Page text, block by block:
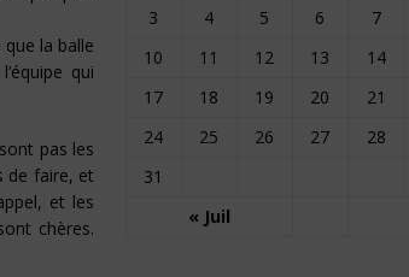
la balle
qui
pas les
de faire, et
et les
chères.
3
4 5 6 7
10
11 12 13 14
17
18 19 20 21
24
25 26 27 28
31
« Juil